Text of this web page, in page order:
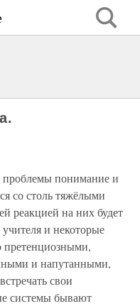
проблемы понимание и
со столь тяжёлыми
реакцией на них будет
и некоторые
претенциозными,
и напутанными,
свои
системы бывают